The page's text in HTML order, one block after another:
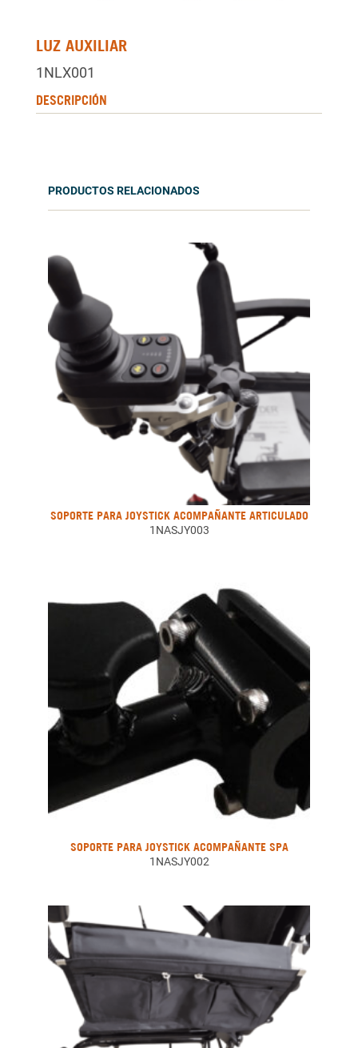
LUZ AUXILIAR
1NLX001
DESCRIPCIÓN
PRODUCTOS RELACIONADOS
SOPORTE PARA JOYSTICK ACOMPAÑANTE ARTICULADO
1NASJY003
SOPORTE PARA JOYSTICK ACOMPAÑANTE SPA
1NASJY002